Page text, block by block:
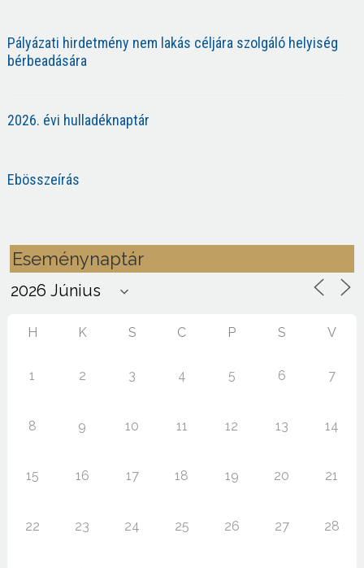
Pályázati hirdetmény nem lakás céljára szolgáló helyiség
bérbeadására
2026. évi hulladéknaptár
Ebösszeírás
Eseménynaptár
H K S C P S V
1 2 3 4 5 6 7
8 9 10 11 12 13 14
15 16 17 18 19 20 21
22 23 24 25 26 27 28